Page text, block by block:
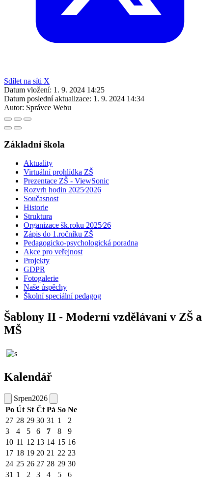
Sdílet na síti X
Datum vložení: 1. 9. 2024 14:25
Datum poslední aktualizace: 1. 9. 2024 14:34
Autor: Správce Webu
Základní škola
Aktuality
Virtuální prohlídka ZŠ
Prezentace ZŠ - ViewSonic
Rozvrh hodin 2025⁄2026
Současnost
Historie
Struktura
Organizace šk.roku 2025⁄26
Zápis do 1.ročníku ZŠ
Pedagogicko-psychologická poradna
Akce pro veřejnost
Projekty
GDPR
Fotogalerie
Naše úspěchy
Školní speciální pedagog
Šablony II - Moderní vzdělávaní v ZŠ a
MŠ
Kalendář
Srpen2026
Po Út St Čt Pá So Ne
27 28 29 30 31 1
2
3
4 5 6 7 8
9
10 11 12 13 14 15 16
17 18 19 20 21 22 23
24 25 26 27 28 29 30
31 1 2 3 4 5 6